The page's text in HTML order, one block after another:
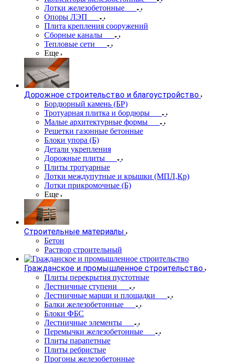
Лотки железобетонные
Опоры ЛЭП
Плита крепления сооружений
Сборные каналы
Тепловые сети
Еще
Дорожное строительство и благоустройство
Бордюрный камень (БР)
Тротуарная плитка и бордюры
Малые архитектурные формы
Решетки газонные бетонные
Блоки упора (Б)
Детали укрепления
Дорожные плиты
Плиты тротуарные
Лотки междупутные и крышки (МПЛ,Кр)
Лотки прикромочные (Б)
Еще
Строительные материалы
Бетон
Раствор строительный
Гражданское и промышленное строительство
Плиты перекрытия пустотные
Лестничные ступени
Лестничные марши и площадки
Балки железобетонные
Блоки ФБС
Лестничные элементы
Перемычки железобетонные
Плиты парапетные
Плиты ребристые
Прогоны железобетонные